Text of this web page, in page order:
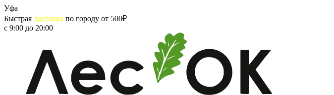
Skip
to
content
Уфа
Быстрая доставка по городу от 500₽
с 9:00 до 20:00